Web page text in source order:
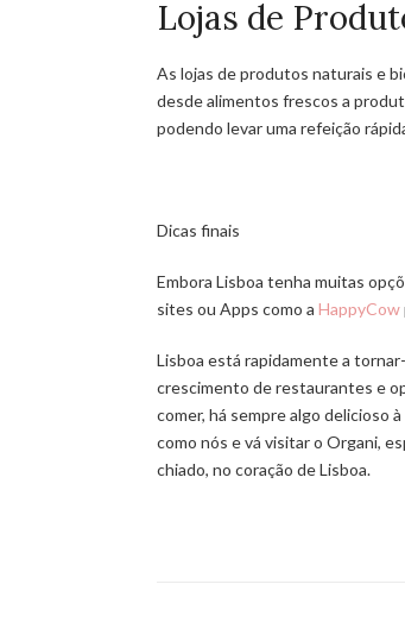
Lojas de
As lojas de produtos naturais e
desde alimentos frescos a
podendo levar uma refeição
Dicas finais
Embora Lisboa tenha muitas
sites ou Apps como a HappyCow
Lisboa está rapidamente a
crescimento de restaurantes e
comer, há sempre algo delicioso
como nós e vá visitar o Organi,
chiado, no coração de Lisboa.